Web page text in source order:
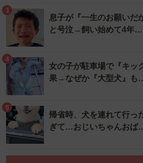
3
息子が『一生のお願いだ
と号泣→飼い始めて4年…
4
女の子が駐車場で『キッ
果→なぜか『大型犬』も
5
帰省時、犬を連れて行
ぎて…おじいちゃんおば